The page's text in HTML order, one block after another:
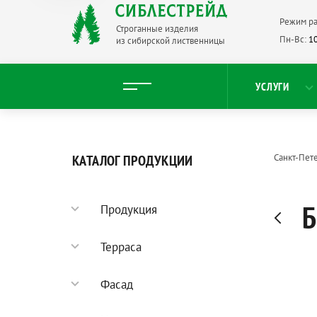
Строганные изделия
из сибирской лиственницы
УСЛУГИ
Режим
Пн-Вс:
КАТАЛОГ ПРОДУКЦИИ
Продукция
Садовый паркет
Терраса
Террасная доска
Фасад
Санкт-